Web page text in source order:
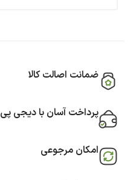
ضمانت اصالت کالا
پرداخت آسان با دیجی پی
امکان مرجوعی